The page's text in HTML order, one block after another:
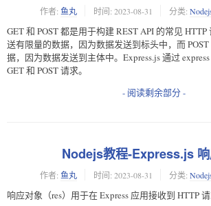
作者: 鱼丸 时间: 2023-08-31 分类:
GET 和 POST 都是用于构建 REST API 的常见
送有限量的数据，因为数据发送到标头中，而
据，因为数据发送到主体中。Express.js 通过
GET 和 POST 请求。
- 阅读剩余部分 -
Nodejs教程-Express.js
作者: 鱼丸 时间: 2023-08-31 分类:
响应对象（res）用于在 Express 应用接收到 HTTP